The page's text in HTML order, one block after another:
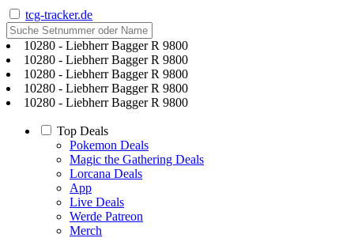
tcg-tracker.de
10280 - Liebherr Bagger R 9800
10280 - Liebherr Bagger R 9800
10280 - Liebherr Bagger R 9800
10280 - Liebherr Bagger R 9800
10280 - Liebherr Bagger R 9800
Top Deals
Pokemon Deals
Magic the Gathering Deals
Lorcana Deals
App
Live Deals
Werde Patreon
Merch